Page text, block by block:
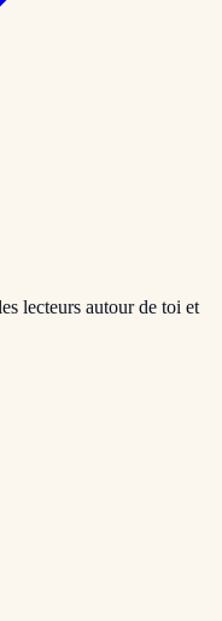
lecteurs autour de toi et